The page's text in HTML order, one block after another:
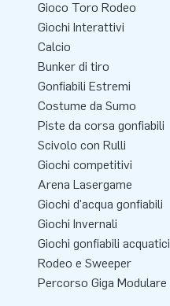
Gioco Toro Rodeo
Giochi Interattivi
Calcio
Bunker di tiro
Gonfiabili Estremi
Costume da Sumo
Piste da corsa gonfiabili
Scivolo con Rulli
Giochi competitivi
Arena Lasergame
Giochi d'acqua gonfiabili
Giochi Invernali
Giochi gonfiabili acquatici
Rodeo e Sweeper
Percorso Giga Modulare